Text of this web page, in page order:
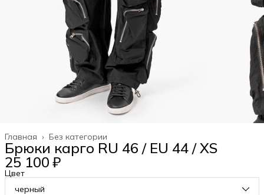
Без категории
Главная ›
Брюки карго RU 46 / EU 44 / XS
25 100 ₽
Цвет
черный